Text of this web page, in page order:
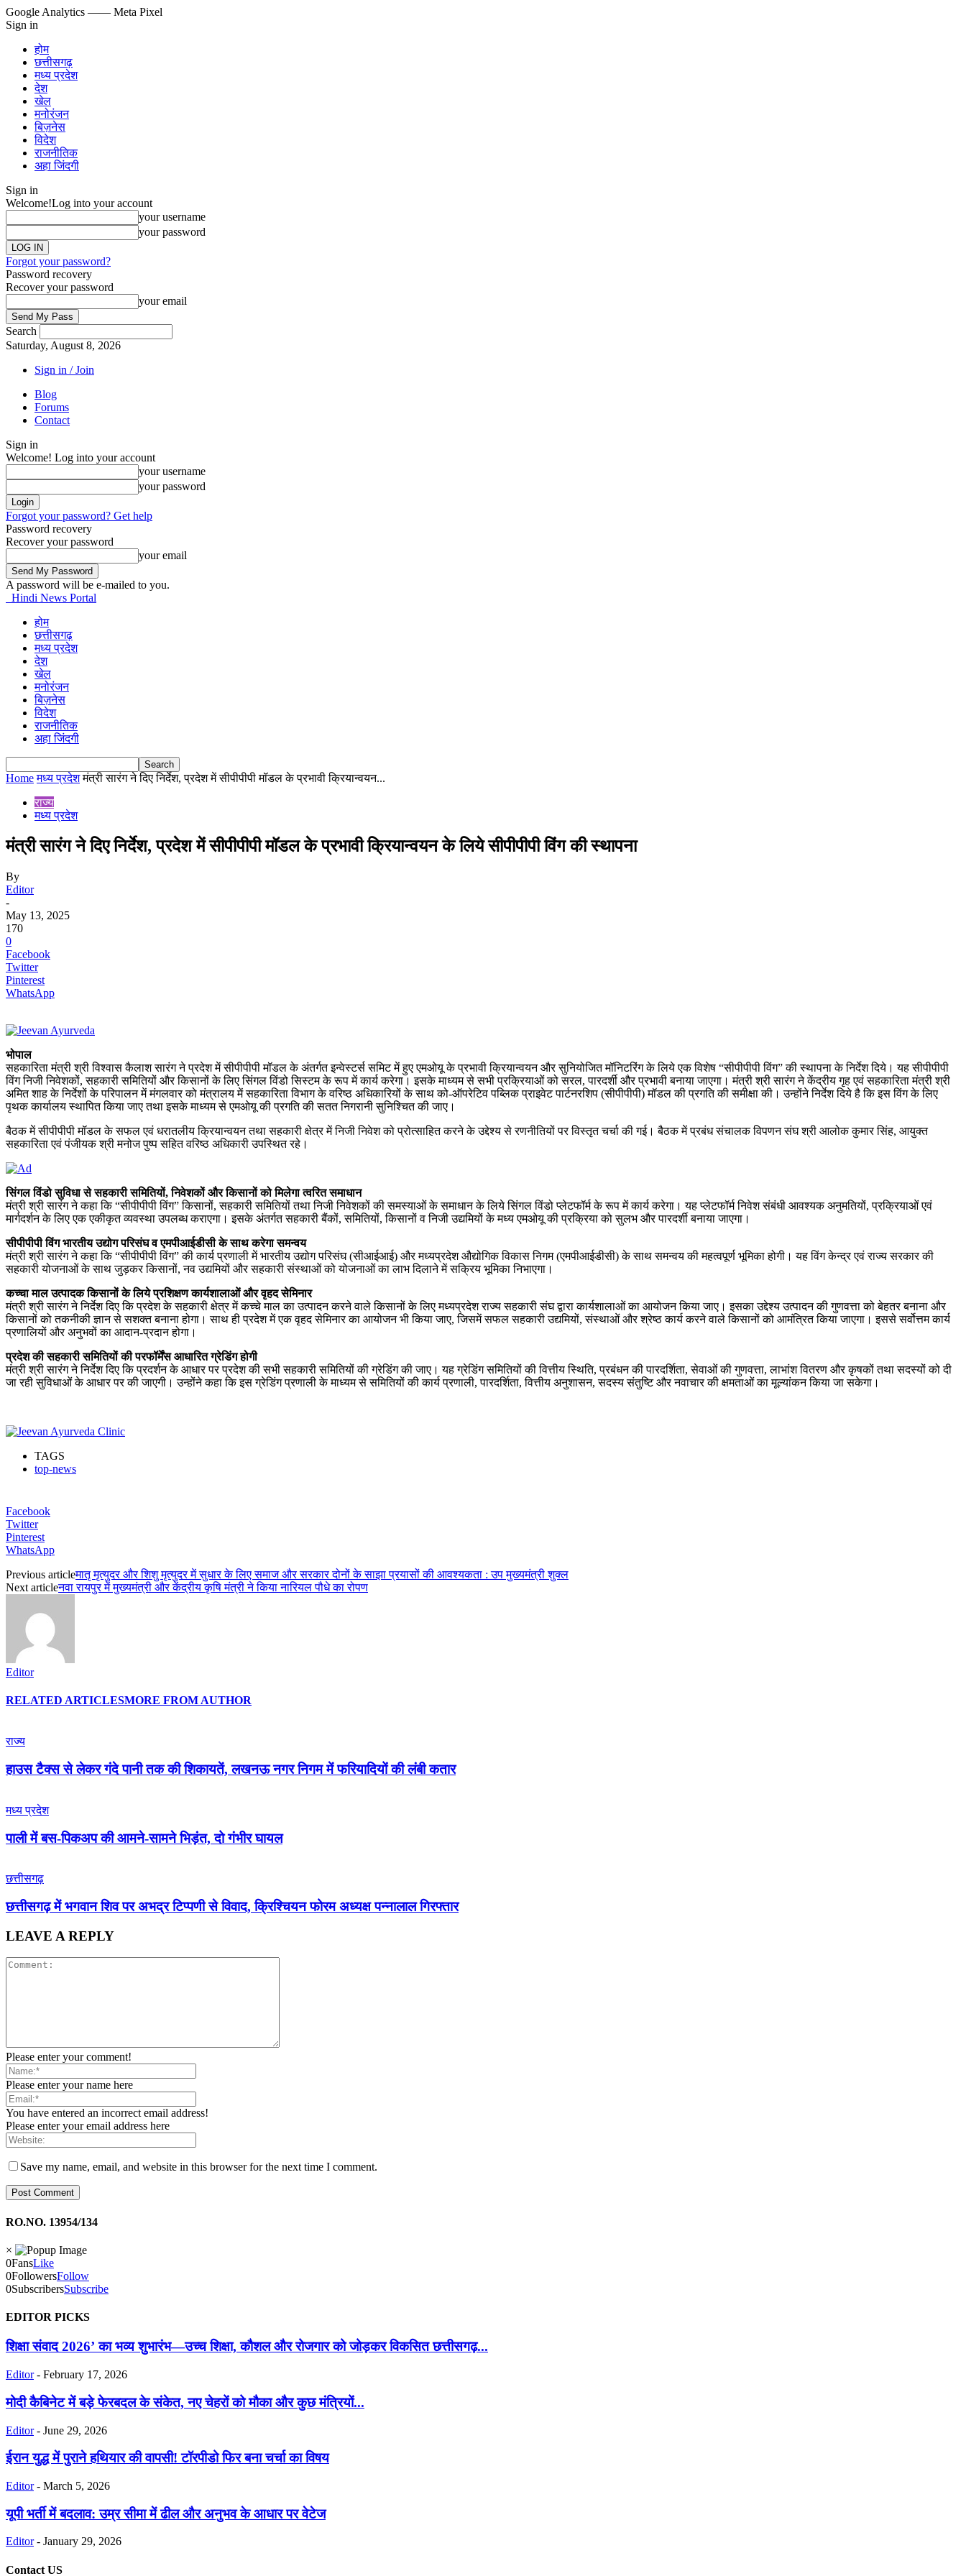
Google Analytics —— Meta Pixel
Sign in
होम
छत्तीसगढ़
मध्य प्रदेश
देश
खेल
मनोरंजन
बिज़नेस
विदेश
राजनीतिक
अहा जिंदगी
Sign in
Welcome!Log into your account
your username
your password
Forgot your password?
Password recovery
Recover your password
your email
Search
Saturday, August 8, 2026
Sign in / Join
Blog
Forums
Contact
Sign in
Welcome! Log into your account
your username
your password
Forgot your password? Get help
Password recovery
Recover your password
your email
A password will be e-mailed to you.
Hindi News Portal
होम
छत्तीसगढ़
मध्य प्रदेश
देश
खेल
मनोरंजन
बिज़नेस
विदेश
राजनीतिक
अहा जिंदगी
Home मध्य प्रदेश मंत्री सारंग ने दिए निर्देश, प्रदेश में सीपीपीपी मॉडल के प्रभावी क्रियान्वयन...
राज्य
मध्य प्रदेश
मंत्री सारंग ने दिए निर्देश, प्रदेश में सीपीपीपी मॉडल के प्रभावी क्रियान्वयन के लिये सीपीपीपी विंग की स्थापना
By
Editor
-
May 13, 2025
170
0
Facebook
Twitter
Pinterest
WhatsApp
भोपाल
सहकारिता मंत्री श्री विश्वास कैलाश सारंग ने प्रदेश में सीपीपीपी मॉडल के अंतर्गत इन्वेस्टर्स समिट में हुए एमओयू के प्रभावी क्रियान्वयन और सुनियोजित मॉनिटरिंग के लिये एक विशेष “सीपीपीपी विंग” की स्थापना के निर्देश दिये। यह सीपीपीपी
विंग निजी निवेशकों, सहकारी समितियों और किसानों के लिए सिंगल विंडो सिस्टम के रूप में कार्य करेगा। इसके माध्यम से सभी प्रक्रियाओं को सरल, पारदर्शी और प्रभावी बनाया जाएगा। मंत्री श्री सारंग ने केंद्रीय गृह एवं सहकारिता मंत्री श्री
अमित शाह के निर्देशों के परिपालन में मंगलवार को मंत्रालय में सहकारिता विभाग के वरिष्ठ अधिकारियों के साथ को-ऑपरेटिव पब्लिक प्राइवेट पार्टनरशिप (सीपीपीपी) मॉडल की प्रगति की समीक्षा की। उन्होंने निर्देश दिये है कि इस विंग के लिए
पृथक कार्यालय स्थापित किया जाए तथा इसके माध्यम से एमओयू की प्रगति की सतत निगरानी सुनिश्चित की जाए।
बैठक में सीपीपीपी मॉडल के सफल एवं धरातलीय क्रियान्वयन तथा सहकारी क्षेत्र में निजी निवेश को प्रोत्साहित करने के उद्देश्य से रणनीतियों पर विस्तृत चर्चा की गई। बैठक में प्रबंध संचालक विपणन संघ श्री आलोक कुमार सिंह, आयुक्त
सहकारिता एवं पंजीयक श्री मनोज पुष्प सहित वरिष्ठ अधिकारी उपस्थित रहे।
सिंगल विंडो सुविधा से सहकारी समितियों, निवेशकों और किसानों को मिलेगा त्वरित समाधान
मंत्री श्री सारंग ने कहा कि “सीपीपीपी विंग” किसानों, सहकारी समितियों तथा निजी निवेशकों की समस्याओं के समाधान के लिये सिंगल विंडो प्लेटफॉर्म के रूप में कार्य करेगा। यह प्लेटफॉर्म निवेश संबंधी आवश्यक अनुमतियों, प्रक्रियाओं एवं
मार्गदर्शन के लिए एक एकीकृत व्यवस्था उपलब्ध कराएगा। इसके अंतर्गत सहकारी बैंकों, समितियों, किसानों व निजी उद्यमियों के मध्य एमओयू की प्रक्रिया को सुलभ और पारदर्शी बनाया जाएगा।
सीपीपीपी विंग भारतीय उद्योग परिसंघ व एमपीआईडीसी के साथ करेगा समन्वय
मंत्री श्री सारंग ने कहा कि “सीपीपीपी विंग” की कार्य प्रणाली में भारतीय उद्योग परिसंघ (सीआईआई) और मध्यप्रदेश औद्योगिक विकास निगम (एमपीआईडीसी) के साथ समन्वय की महत्वपूर्ण भूमिका होगी। यह विंग केन्द्र एवं राज्य सरकार की
सहकारी योजनाओं के साथ जुड़कर किसानों, नव उद्यमियों और सहकारी संस्थाओं को योजनाओं का लाभ दिलाने में सक्रिय भूमिका निभाएगा।
कच्चा माल उत्पादक किसानों के लिये प्रशिक्षण कार्यशालाओं और वृहद सेमिनार
मंत्री श्री सारंग ने निर्देश दिए कि प्रदेश के सहकारी क्षेत्र में कच्चे माल का उत्पादन करने वाले किसानों के लिए मध्यप्रदेश राज्य सहकारी संघ द्वारा कार्यशालाओं का आयोजन किया जाए। इसका उद्देश्य उत्पादन की गुणवत्ता को बेहतर बनाना और
किसानों को तकनीकी ज्ञान से सशक्त बनाना होगा। साथ ही प्रदेश में एक वृहद सेमिनार का आयोजन भी किया जाए, जिसमें सफल सहकारी उद्यमियों, संस्थाओं और श्रेष्ठ कार्य करने वाले किसानों को आमंत्रित किया जाएगा। इससे सर्वोत्तम कार्य
प्रणालियों और अनुभवों का आदान-प्रदान होगा।
प्रदेश की सहकारी समितियों की परफॉर्मेंस आधारित ग्रेडिंग होगी
मंत्री श्री सारंग ने निर्देश दिए कि प्रदर्शन के आधार पर प्रदेश की सभी सहकारी समितियों की ग्रेडिंग की जाए। यह ग्रेडिंग समितियों की वित्तीय स्थिति, प्रबंधन की पारदर्शिता, सेवाओं की गुणवत्ता, लाभांश वितरण और कृषकों तथा सदस्यों को दी
जा रही सुविधाओं के आधार पर की जाएगी। उन्होंने कहा कि इस ग्रेडिंग प्रणाली के माध्यम से समितियों की कार्य प्रणाली, पारदर्शिता, वित्तीय अनुशासन, सदस्य संतुष्टि और नवाचार की क्षमताओं का मूल्यांकन किया जा सकेगा।
TAGS
top-news
Facebook
Twitter
Pinterest
WhatsApp
Previous articleमातृ मृत्युदर और शिशु मृत्युदर में सुधार के लिए समाज और सरकार दोनों के साझा प्रयासों की आवश्यकता : उप मुख्यमंत्री शुक्ल
Next articleनवा रायपुर में मुख्यमंत्री और केंद्रीय कृषि मंत्री ने किया नारियल पौधे का रोपण
Editor
RELATED ARTICLESMORE FROM AUTHOR
राज्य
हाउस टैक्स से लेकर गंदे पानी तक की शिकायतें, लखनऊ नगर निगम में फरियादियों की लंबी कतार
मध्य प्रदेश
पाली में बस-पिकअप की आमने-सामने भिड़ंत, दो गंभीर घायल
छत्तीसगढ़
छत्तीसगढ़ में भगवान शिव पर अभद्र टिप्पणी से विवाद, क्रिश्चियन फोरम अध्यक्ष पन्नालाल गिरफ्तार
LEAVE A REPLY
Please enter your comment!
Please enter your name here
You have entered an incorrect email address!
Please enter your email address here
Save my name, email, and website in this browser for the next time I comment.
RO.NO. 13954/134
×
0FansLike
0FollowersFollow
0SubscribersSubscribe
EDITOR PICKS
शिक्षा संवाद 2026’ का भव्य शुभारंभ—उच्च शिक्षा, कौशल और रोजगार को जोड़कर विकसित छत्तीसगढ़...
Editor - February 17, 2026
मोदी कैबिनेट में बड़े फेरबदल के संकेत, नए चेहरों को मौका और कुछ मंत्रियों...
Editor - June 29, 2026
ईरान युद्ध में पुराने हथियार की वापसी! टॉरपीडो फिर बना चर्चा का विषय
Editor - March 5, 2026
यूपी भर्ती में बदलाव: उम्र सीमा में ढील और अनुभव के आधार पर वेटेज
Editor - January 29, 2026
Contact US